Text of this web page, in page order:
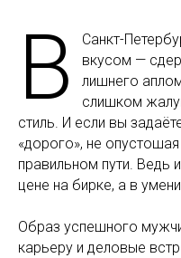
В
Санкт-
вкусом —
лишнего
слишком
стиль. И если вы
«дорого», не
правильном пути. Ведь
цене на бирке, а в
Образ успешного
карьеру и деловые